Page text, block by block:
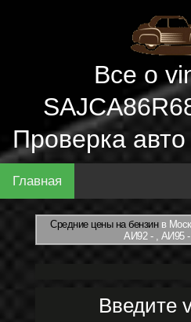
Все о
Проверка
Главная
Средние цены на бензинв
АИ92 - , АИ95
Введите